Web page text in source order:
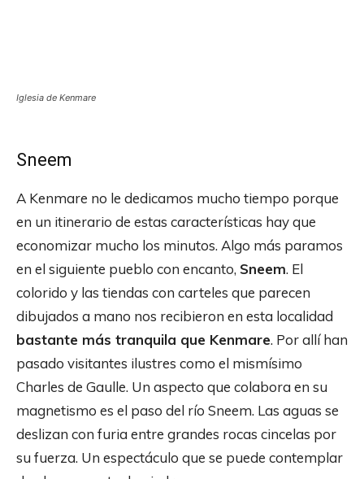
Iglesia de Kenmare
Sneem
A Kenmare no le dedicamos mucho tiempo porque
en un itinerario de estas características hay que
economizar mucho los minutos. Algo más paramos
en el siguiente pueblo con encanto, Sneem. El
colorido y las tiendas con carteles que parecen
dibujados a mano nos recibieron en esta localidad
bastante más tranquila que Kenmare. Por allí han
pasado visitantes ilustres como el mismísimo
Charles de Gaulle. Un aspecto que colabora en su
magnetismo es el paso del río Sneem. Las aguas se
deslizan con furia entre grandes rocas cincelas por
su fuerza. Un espectáculo que se puede contemplar